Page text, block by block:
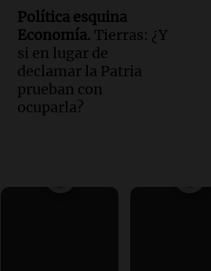
Política esquina
Economía. Tierras: ¿Y
si en lugar de
declamar la Patria
prueban con
ocuparla?